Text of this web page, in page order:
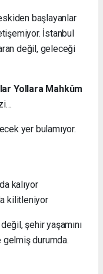
başlayanlar
İstanbul
değil, geleceği
Yollara Mahkûm
yer bulamıyor.
kalıyor
kilitleniyor
şehir yaşamını
durumda.